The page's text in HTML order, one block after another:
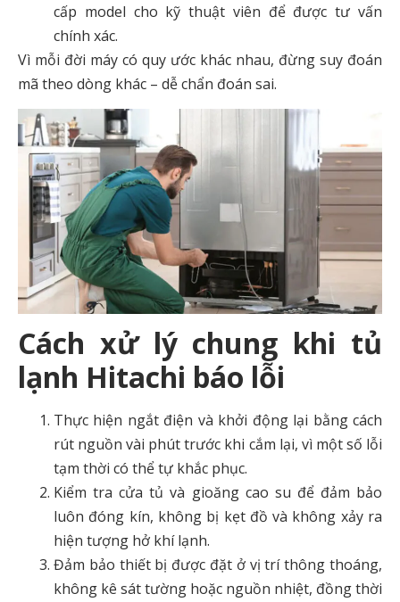
cấp model cho kỹ thuật viên để được tư vấn
chính xác.
Vì mỗi đời máy có quy ước khác nhau, đừng suy đoán
mã theo dòng khác – dễ chẩn đoán sai.
Cách xử lý chung khi tủ
lạnh Hitachi báo lỗi
Thực hiện ngắt điện và khởi động lại bằng cách
rút nguồn vài phút trước khi cắm lại, vì một số lỗi
tạm thời có thể tự khắc phục.
Kiểm tra cửa tủ và gioăng cao su để đảm bảo
luôn đóng kín, không bị kẹt đồ và không xảy ra
hiện tượng hở khí lạnh.
Đảm bảo thiết bị được đặt ở vị trí thông thoáng,
không kê sát tường hoặc nguồn nhiệt, đồng thời